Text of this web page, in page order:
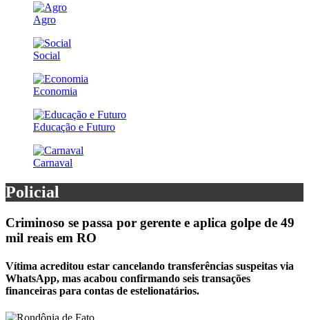
Agro
Social
Economia
Educação e Futuro
Carnaval
Policial
Criminoso se passa por gerente e aplica golpe de 49
mil reais em RO
Vítima acreditou estar cancelando transferências suspeitas via
WhatsApp, mas acabou confirmando seis transações
financeiras para contas de estelionatários.